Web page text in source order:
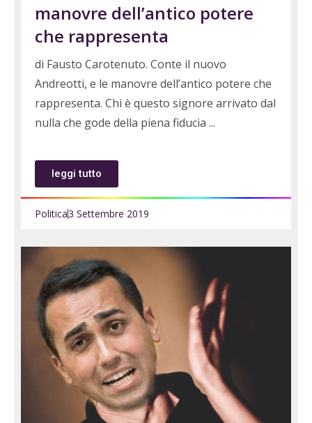
manovre dell’antico potere
che rappresenta
di Fausto Carotenuto. Conte il nuovo
Andreotti, e le manovre dell’antico potere che
rappresenta. Chi è questo signore arrivato dal
nulla che gode della piena fiducia
leggi tutto
Politica3 Settembre 2019